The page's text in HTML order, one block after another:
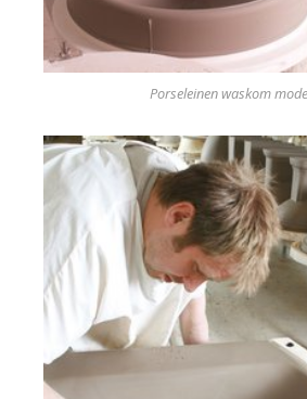
Porseleinen waskom